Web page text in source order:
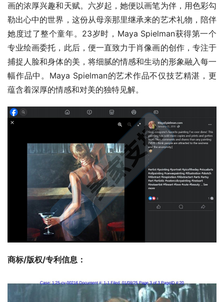
画的浓厚兴趣和天赋。六岁起，她便以画笔为伴，用色彩勾
勒出心中的世界，这份从母亲那里继承来的艺术礼物，陪伴
她度过了整个童年。23岁时，Maya Spielman获得第一个
专业绘画委托，此后，便一直致力于肖像画的创作，专注于
捕捉人脸和身体的美，将细腻的情感和生动的形象融入每一
幅作品中。Maya Spielman的艺术作品不仅技艺精湛，更
蕴含着深厚的情感和对美的独特见解。
商标/版权/专利信息 ：